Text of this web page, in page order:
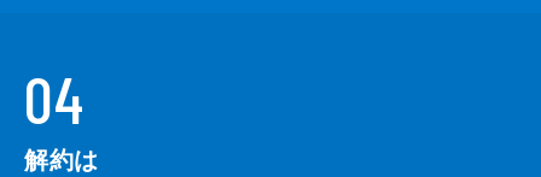
04
解約は